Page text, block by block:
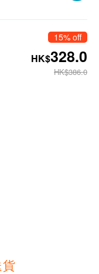
15% off
HK$328.0
HK$386.0